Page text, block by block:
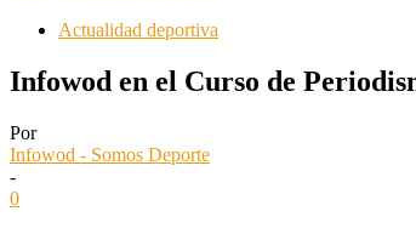
Actualidad deportiva
Infowod en el Curso de
Por
Infowod - Somos Deporte
-
0